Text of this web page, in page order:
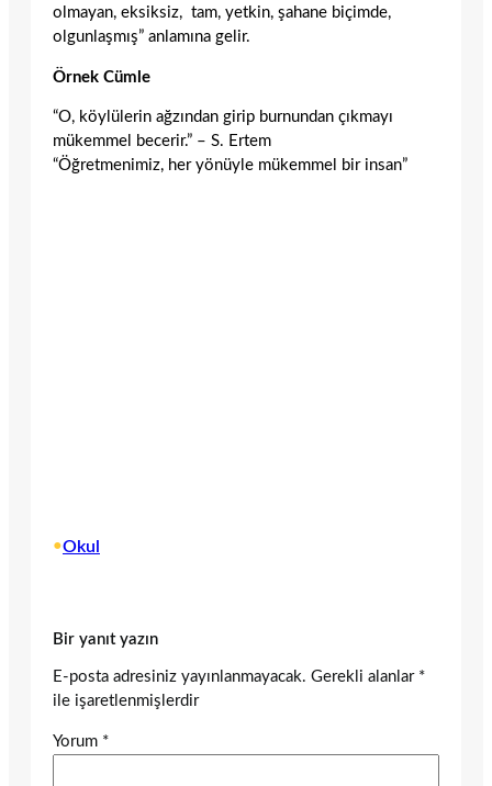
olmayan, eksiksiz, tam, yetkin, şahane biçimde,
olgunlaşmış” anlamına gelir.
Örnek Cümle
“O, köylülerin ağzından girip burnundan çıkmayı
mükemmel becerir.” – S. Ertem
“Öğretmenimiz, her yönüyle mükemmel bir insan”
•Okul
Bir yanıt yazın
E-posta adresiniz yayınlanmayacak. Gerekli alanlar *
ile işaretlenmişlerdir
Yorum *